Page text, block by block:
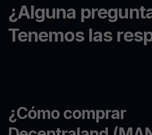
¿Alguna
Tenemos las
¿Cómo comprar